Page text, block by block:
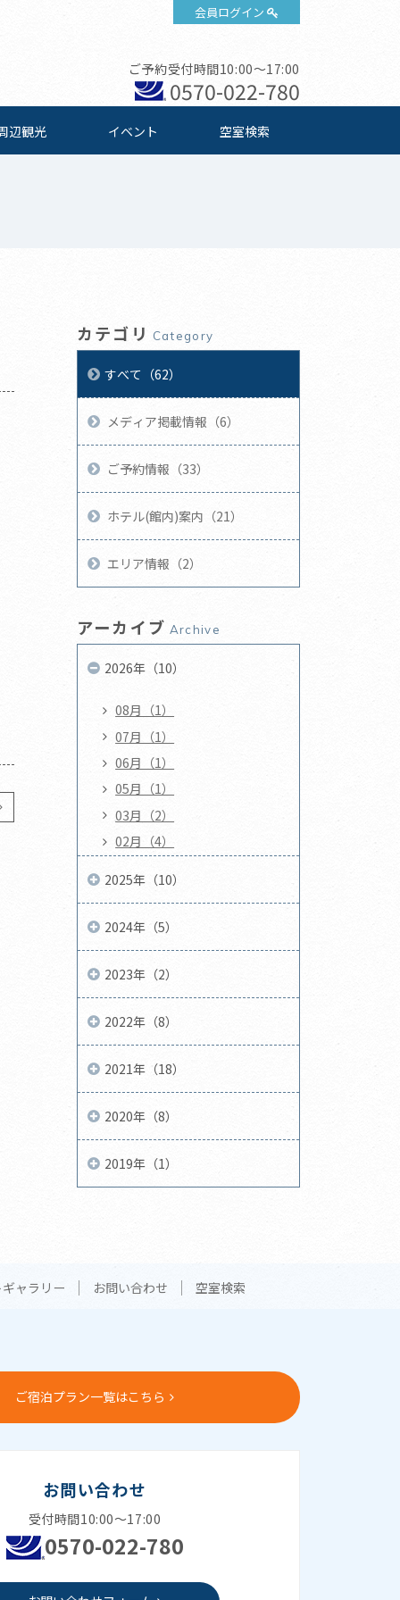
会員ログイン
ご予約受付時間10:00～17:00
0570-022-780
辺観光 イベント 空室検索
カテゴリ Category
すべて（62）
メディア掲載情報（6）
ご予約情報（33）
ホテル(館内)案内（21）
エリア情報（2）
アーカイブ Archive
2026年（10）
08月（1）
07月（1）
06月（1）
05月（1）
03月（2）
02月（4）
2025年（10）
2024年（5）
2023年（2）
2022年（8）
2021年（18）
2020年（8）
2019年（1）
ャラリー お問い合わせ 空室検索
ご宿泊プラン一覧はこちら
お問い合わせ
受付時間10:00～17:00
0570-022-780